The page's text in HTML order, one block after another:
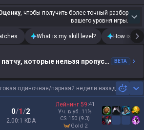
, чтобы получить более точный разбор
вашего уровня игры.
What is my skill level? How is my
которые нельзя пропуститьBETA
одиночная/парная2 недели назад
0/1/2
2.00:1 KDA
Лейнинг 59:41
Уч. в уб. 11 %
CS 150 (9.3)
gold 2